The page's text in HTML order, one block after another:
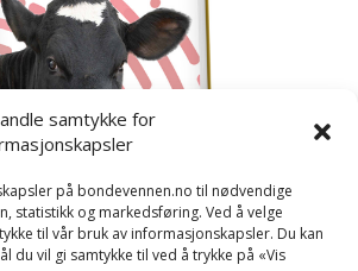
samtykke for
på bondevennen.no til nødvendige
statistikk og markedsføring. Ved å velge
til vår bruk av informasjonskapsler. Du kan
du vil gi samtykke til ved å trykke på «Vis